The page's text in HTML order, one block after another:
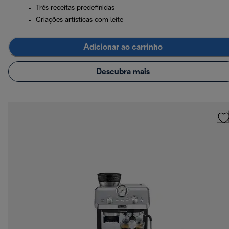
Três receitas predefinidas
Criações artísticas com leite
Adicionar ao carrinho
Descubra mais